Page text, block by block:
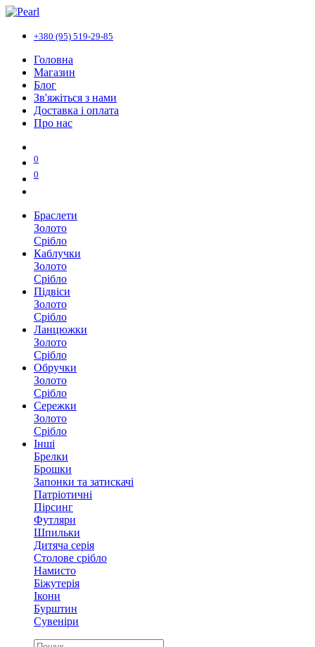
+380 (95) 519-29-85
Головна
Магазин
Блог
Зв'яжіться з нами
Доставка і оплата
Про нас
0
0
Браслети
Золото
Срібло
Каблучки
Золото
Срібло
Підвіси
Золото
Срібло
Ланцюжки
Золото
Срібло
Обручки
Золото
Срібло
Сережки
Золото
Срібло
Інші
Брелки
Брошки
Запонки та затискачі
Патріотичні
Пірсинг
Футляри
Шпильки
Дитяча серія
Столове срібло
Намисто
Біжутерія
Ікони
Бурштин
Сувеніри